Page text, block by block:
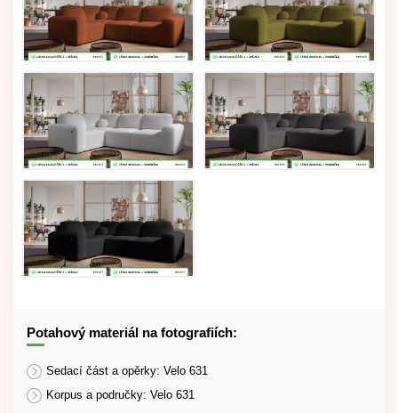
Potahový materiál na fotografiích:
Sedací část a opěrky: Velo 631
Korpus a područky: Velo 631